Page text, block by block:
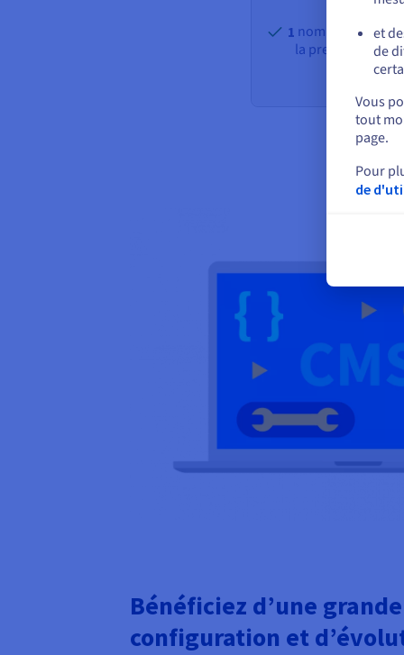
1 nom de
la première
Bénéficiez d’une
configuration et
et
de
Vous
tout
page.
Pour
de